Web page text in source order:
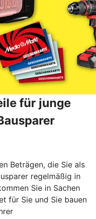
für junge
Beträgen, die Sie als
regelmäßig in
Sie in Sachen
für Sie und Sie bauen